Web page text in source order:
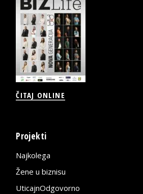
ČITAJ ONLINE
Projekti
Najkolega
Žene u biznisu
UticajnOdgovorno